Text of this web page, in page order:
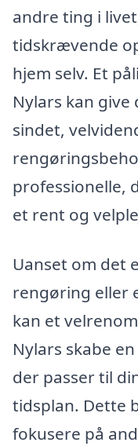
andre ting i
tidskrævende
hjem selv. Et
Nylars kan
sindet,
professionelle,
et rent og
Uanset om det
rengøring eller
kan et
Nylars skabe
der passer til
tidsplan. Dette
fokusere på